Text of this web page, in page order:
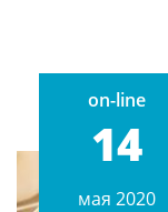
on-line
14
мая 2020